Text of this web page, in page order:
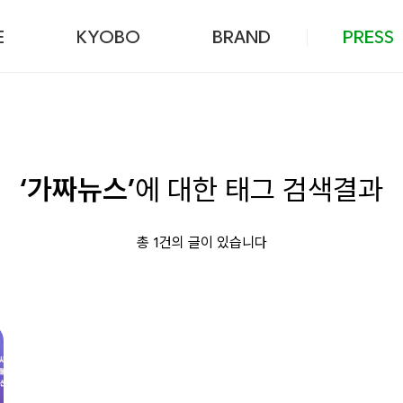
KYOBO BRAND PRESS
‘가짜뉴스’에 대한 태그 검색결과
총 1건의 글이 있습니다